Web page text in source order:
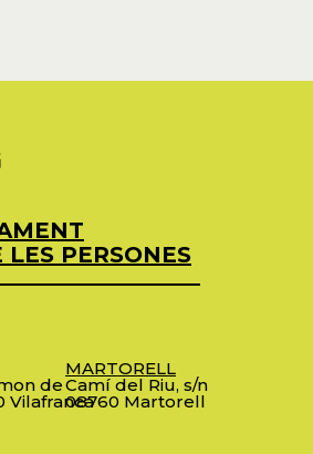
PERSONES
de
Vilafranca
MARTORELL
Camí del Riu, s/n
08760 Martorell